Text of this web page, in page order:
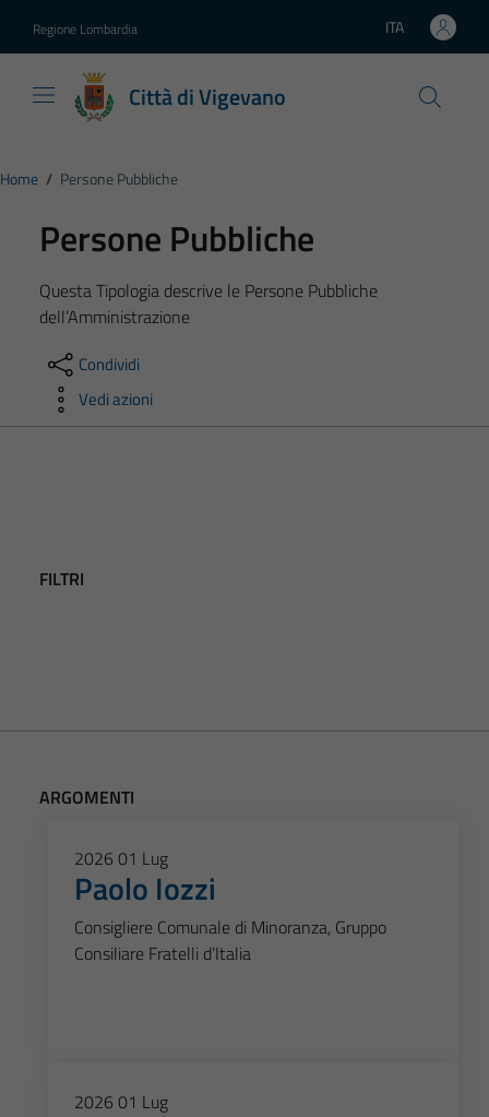
Regione Lombardia Lingua attiva:
ITA
Città di Vigevano
Home / Persone Pubbliche
Persone Pubbliche
Questa Tipologia descrive le Persone Pubbliche
dell’Amministrazione
Condividi
Vedi azioni
FILTRI
ARGOMENTI
2026 01 Lug
Paolo Iozzi
Consigliere Comunale di Minoranza, Gruppo
Consiliare Fratelli d’Italia
2026 01 Lug